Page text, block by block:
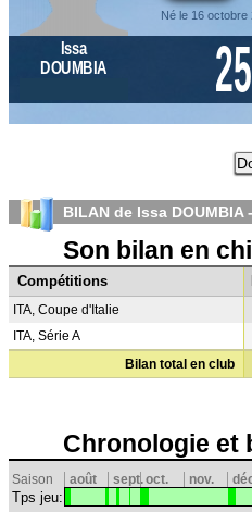
Né le 16 octobre
Issa
DOUMBIA
25
BILAN de Issa DOUMBIA
Son bilan en
Compétitions
ITA, Coupe d'Italie
ITA, Série A
Bilan total en club
Chronologie et
Saison août sept.oct. nov.
Tps jeu: